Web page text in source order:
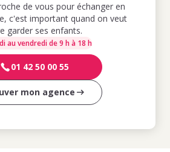
de vous pour échanger en
c'est important quand on veut
garder ses enfants.
au vendredi de 9 h à 18 h
01 42 50 00 55
mon agence